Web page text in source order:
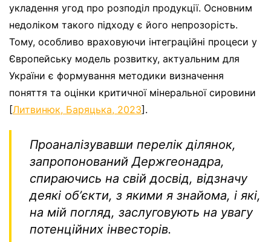
укладення угод про розподіл продукції. Основним
недоліком такого підходу є його непрозорість.
Тому, особливо враховуючи інтеграційні процеси у
Європейську модель розвитку, актуальним для
України є формування методики визначення
поняття та оцінки критичної мінеральної сировини
[Литвинюк, Баряцька, 2023].
Проаналізувавши перелік ділянок,
запропонований Держгеонадра,
спираючись на свій досвід, відзначу
деякі обʼєкти, з якими я знайома, і які,
на мій погляд, заслуговують на увагу
потенційних інвесторів.